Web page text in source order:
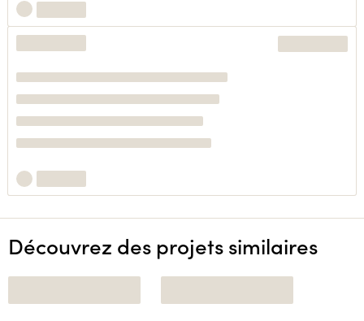
Découvrez des projets similaires